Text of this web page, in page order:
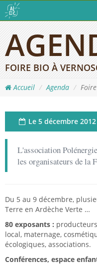
FOIRE BIO À
Accueil Agenda
Le 5 décembre 2012
L'association
les organisateurs de la
Du 5 au 9 décembre,
Terre en Ardèche Verte …
80 exposants :
local, maternage,
écologiques, associations.
Conférences, espace